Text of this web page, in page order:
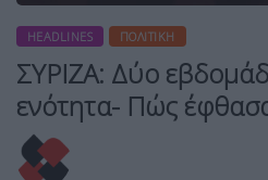
HEADLINES ΠΟΛΙΤΙΚΉ
ΣΥΡΙΖΑ: Δύο
ενότητα- Πώς